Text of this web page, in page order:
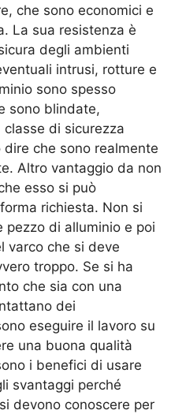
che sono economici e
La sua resistenza è
degli ambienti
intrusi, rotture e
sono spesso
sono blindate,
di sicurezza
che sono realmente
Altro vantaggio da non
esso si può
richiesta. Non si
pezzo di alluminio e poi
varco che si deve
troppo. Se si ha
che sia con una
dei
eseguire il lavoro su
una buona qualità
i benefici di usare
svantaggi perché
devono conoscere per